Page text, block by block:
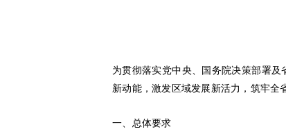
为贯彻落实党中央、国务院决策部署
新动能，激发区域发展新活力，筑牢全
一、总体要求